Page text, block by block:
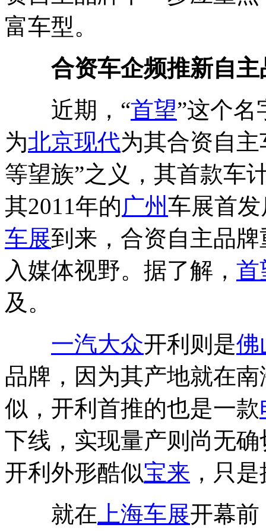
富车型。
合资车企频推新自主
近期，“首望”这个名
为北京现代为其合资自
等望族”之义，其首款车
其2011年的广州车展首
车展到来，合资自主品
入媒体视野。据了解， 首
及。
一汽大众开利则是佛
品牌，因为其产地就在南
似，开利首推的也是一款
下线，实现量产则尚无
开利外形酷似宝来 ，只
就在 上海车展开幕前